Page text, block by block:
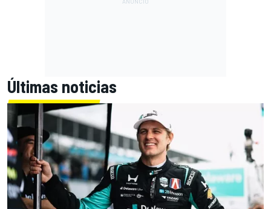
Últimas noticias